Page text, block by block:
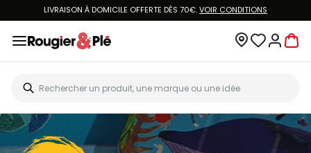
LIVRAISON À DOMICILE OFFERTE DÈS 70€.VOIR CONDITIONS